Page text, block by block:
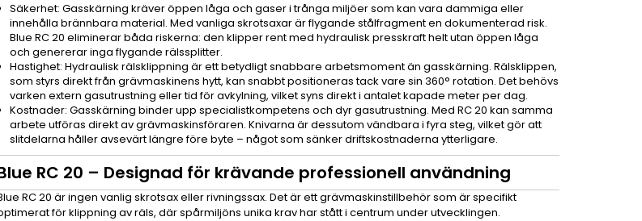
Säkerhet: Gasskärning kräver öppen låga och gaser i trånga miljöer som kan vara dammiga eller
innehålla brännbara material. Med vanliga skrotsaxar är flygande stålfragment en dokumenterad risk.
Blue RC 20 eliminerar båda riskerna: den klipper rent med hydraulisk presskraft helt utan öppen låga
och genererar inga flygande rälssplitter.
Hastighet: Hydraulisk rälsklippning är ett betydligt snabbare arbetsmoment än gasskärning. Rälsklippen,
som styrs direkt från grävmaskinens hytt, kan snabbt positioneras tack vare sin 360° rotation. Det behövs
varken extern gasutrustning eller tid för avkylning, vilket syns direkt i antalet kapade meter per dag.
Kostnader: Gasskärning binder upp specialistkompetens och dyr gasutrustning. Med RC 20 kan samma
arbete utföras direkt av grävmaskinsföraren. Knivarna är dessutom vändbara i fyra steg, vilket gör att
slitdelarna håller avsevärt längre före byte – något som sänker driftskostnaderna ytterligare.
RC 20 – Designad för krävande professionell användning
RC 20 är ingen vanlig skrotsax eller rivningssax. Det är ett grävmaskinstillbehör som är specifikt
för klippning av räls, där spårmiljöns unika krav har stått i centrum under utvecklingen.